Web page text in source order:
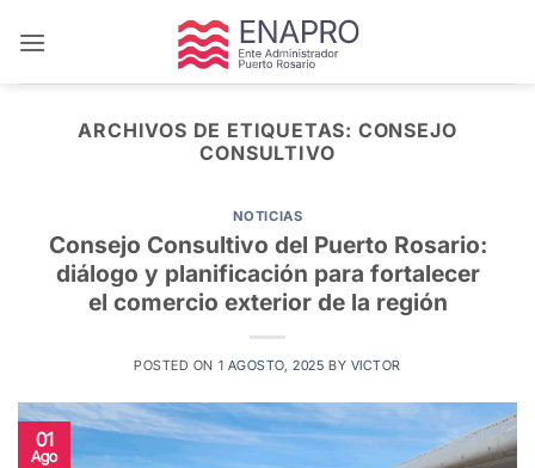
ARCHIVOS DE ETIQUETAS: CONSEJO
CONSULTIVO
NOTICIAS
Consejo Consultivo del Puerto Rosario:
diálogo y planificación para fortalecer
el comercio exterior de la región
POSTED ON 1 AGOSTO, 2025 BY VICTOR
01
Ago